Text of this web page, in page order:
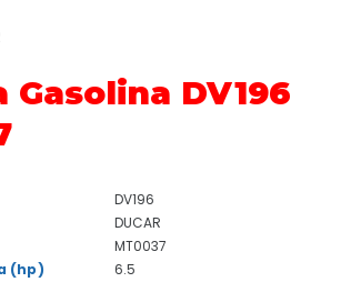
Gasolina DV196
(hp)
DV196
DUCAR
MT0037
6.5